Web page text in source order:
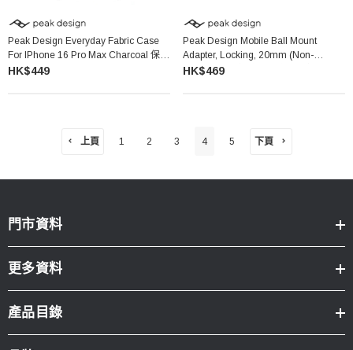
Peak Design Everyday Fabric Case
For IPhone 16 Pro Max Charcoal 保護
殼 (炭灰色)
HK$449
Peak Design Mobile Ball Mount
Adapter, Locking, 20mm (Non-
Charging) 手機球型轉接器鎖定款 (非
HK$469
上頁 1 2 3 4 5 下頁
門市資料
更多資料
產品目錄